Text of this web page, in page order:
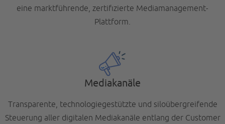
eine marktführende, zertifizierte Mediamanagement-
Plattform.
Mediakanäle
Transparente, technologiegestützte und siloübergreifende
Steuerung aller digitalen Mediakanäle entlang der Customer